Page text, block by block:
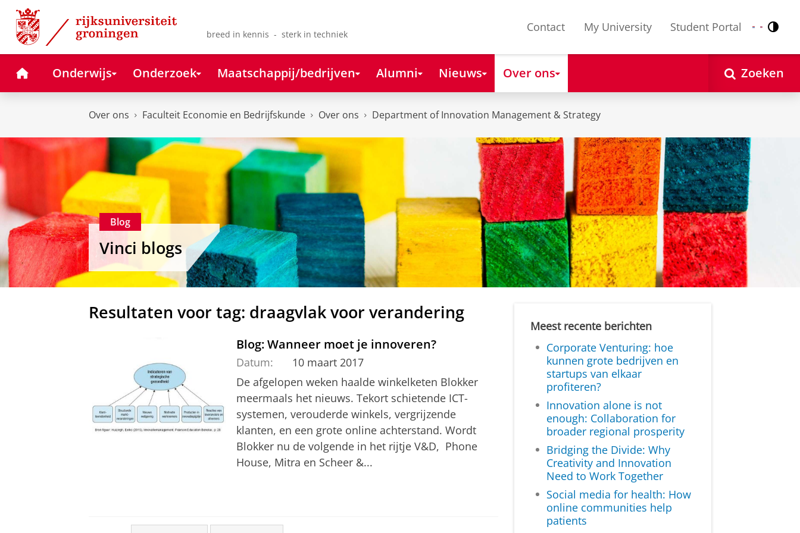
Skip
Content
Skip
Navigation
breed in kennis - sterk in techniek
Contact My University Student Portal Nederlands
English
HomeOnderwijs Onderzoek Maatschappij/bedrijven Alumni Nieuws Over ons Zoeken
Over ons Faculteit Economie en Bedrijfskunde Over ons Department of Innovation Management & Strategy
Blog
Vinci blogs
Resultaten voor tag: draagvlak voor verandering
Blog: Wanneer moet je innoveren?
Datum:
10 maart 2017
De afgelopen weken haalde winkelketen Blokker
meermaals het nieuws. Tekort schietende ICT-
systemen, verouderde winkels, vergrijzende
klanten, en een grote online achterstand. Wordt
Blokker nu de volgende in het rijtje V&D, Phone
House, Mitra en Scheer &...
Meest recente berichten
Corporate Venturing: hoe
kunnen grote bedrijven en
startups van elkaar
profiteren?
Innovation alone is not
enough: Collaboration for
broader regional prosperity
Bridging the Divide: Why
Creativity and Innovation
Need to Work Together
Social media for health: How
online communities help
patients